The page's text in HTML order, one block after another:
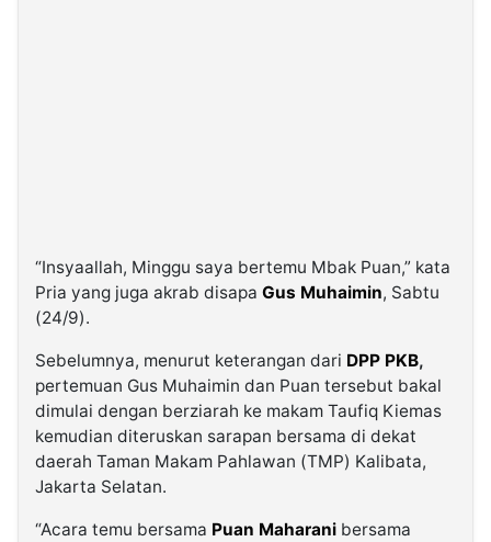
“Insyaallah, Minggu saya bertemu Mbak Puan,” kata
Pria yang juga akrab disapa Gus Muhaimin, Sabtu
(24/9).
Sebelumnya, menurut keterangan dari DPP PKB,
pertemuan Gus Muhaimin dan Puan tersebut bakal
dimulai dengan berziarah ke makam Taufiq Kiemas
kemudian diteruskan sarapan bersama di dekat
daerah Taman Makam Pahlawan (TMP) Kalibata,
Jakarta Selatan.
“Acara temu bersama Puan Maharani bersama